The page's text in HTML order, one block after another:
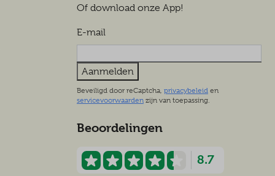
Of download onze App!
E-mail
Aanmelden
Beveiligd door reCaptcha, privacybeleid en
servicevoorwaarden zijn van toepassing.
Beoordelingen
8.7